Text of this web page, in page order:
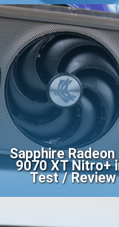
Sapphire Radeon
9070 XT Nitro+
Test / Review